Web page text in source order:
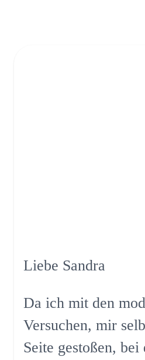
Liebe Sandra
Da ich mit den
Versuchen, mir
Seite gestoßen,